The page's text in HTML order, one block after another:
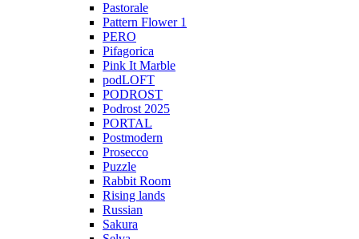
Pastorale
Pattern Flower 1
PERO
Pifagorica
Pink It Marble
podLOFT
PODROST
Podrost 2025
PORTAL
Postmodern
Prosecco
Puzzle
Rabbit Room
Rising lands
Russian
Sakura